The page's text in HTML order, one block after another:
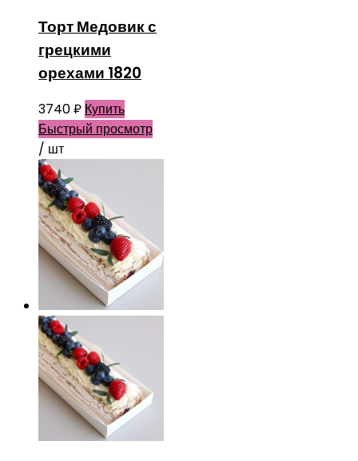
Торт Медовик с
грецкими
орехами 1820
3740₽ Купить
Быстрый просмотр
/ шт